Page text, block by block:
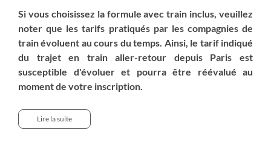
Si vous choisissez la formule avec train inclus, veuillez
noter que les tarifs pratiqués par les compagnies de
train évoluent au cours du temps. Ainsi, le tarif indiqué
du trajet en train aller-retour depuis Paris est
susceptible d'évoluer et pourra être réévalué au
moment de votre inscription.
prévoir, consultez nos équipes de vente.
Pour avoir le détail du trajet en train, référez vous à la
Lire la suite